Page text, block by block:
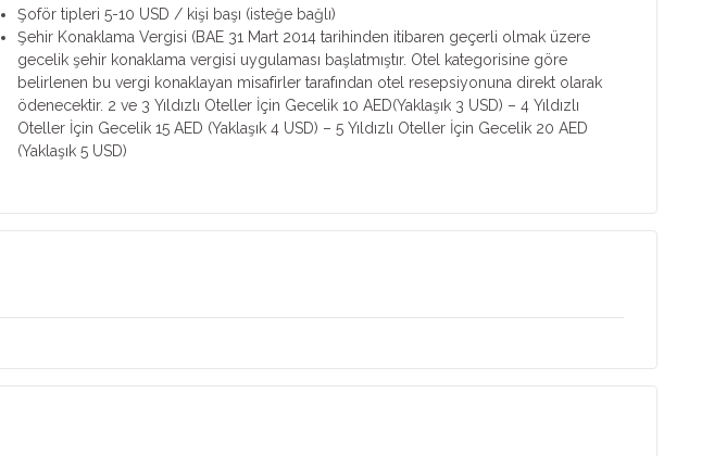
Şoför tipleri 5-10 USD / kişi başı (isteğe bağlı)
Şehir Konaklama Vergisi (BAE 31 Mart 2014 tarihinden itibaren geçerli olmak üzere
gecelik şehir konaklama vergisi uygulaması başlatmıştır. Otel kategorisine göre
belirlenen bu vergi konaklayan misafirler tarafından otel resepsiyonuna direkt olarak
ödenecektir. 2 ve 3 Yıldızlı Oteller İçin Gecelik 10 AED(Yaklaşık 3 USD) – 4 Yıldızlı
Oteller İçin Gecelik 15 AED (Yaklaşık 4 USD) – 5 Yıldızlı Oteller İçin Gecelik 20 AED
(Yaklaşık 5 USD)